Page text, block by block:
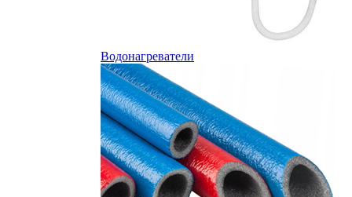
Водонагреватели